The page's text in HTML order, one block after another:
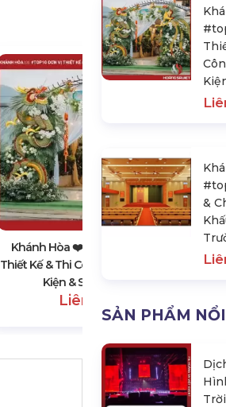
Khánh Hòa ❤️️ #top10 Đơn Vị
Thiết Kế & Thi Công Backdrop Sự
Kiện & Sinh Nhật
Liên hệ
&
&
SẢN PHẨM
Trời